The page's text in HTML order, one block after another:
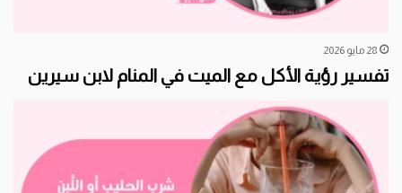
28 مايو 2026
تفسير رؤية الأكل مع الميت في المنام لابن سيرين